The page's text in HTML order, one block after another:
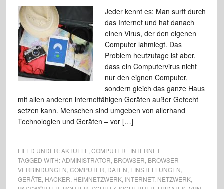
Jeder kennt es: Man surft durch
das Internet und hat danach
einen Virus, der den eigenen
Computer lahmlegt. Das
Problem heutzutage ist aber,
dass ein Computervirus nicht
nur den eignen Computer,
sondern gleich das ganze Haus
mit allen anderen internetfähigen Geräten außer Gefecht
setzen kann. Menschen sind umgeben von allerhand
Technologien und Geräten – vor […]
FILED UNDER:AKTUELL
COMPUTER | INTERNET
TAGGED WITH:ADMINISTRATOR BROWSER BROWSER-
VERBINDUNGEN COMPUTER DATEN EINSTELLUNGEN
GERÄTE HACKER HEIMNETZWERK, INTERNET, NETZWERK,